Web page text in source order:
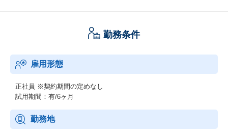
＜雰囲気＞
数名ごとのチームで様々なプロジェクトを支援しており、全員が
一緒に仕事をすることはないですが、研究活動や勉強会、共有会
などで集まる機会が多く、事業本部の中で「横の関係性、連帯
感」が高い組織です。
学び、ベテランは若手を育てる雰囲気があります。
勤務条件
雇用形態
正社員 ※契約期間の定めなし
試用期間：有/6ヶ月
勤務地